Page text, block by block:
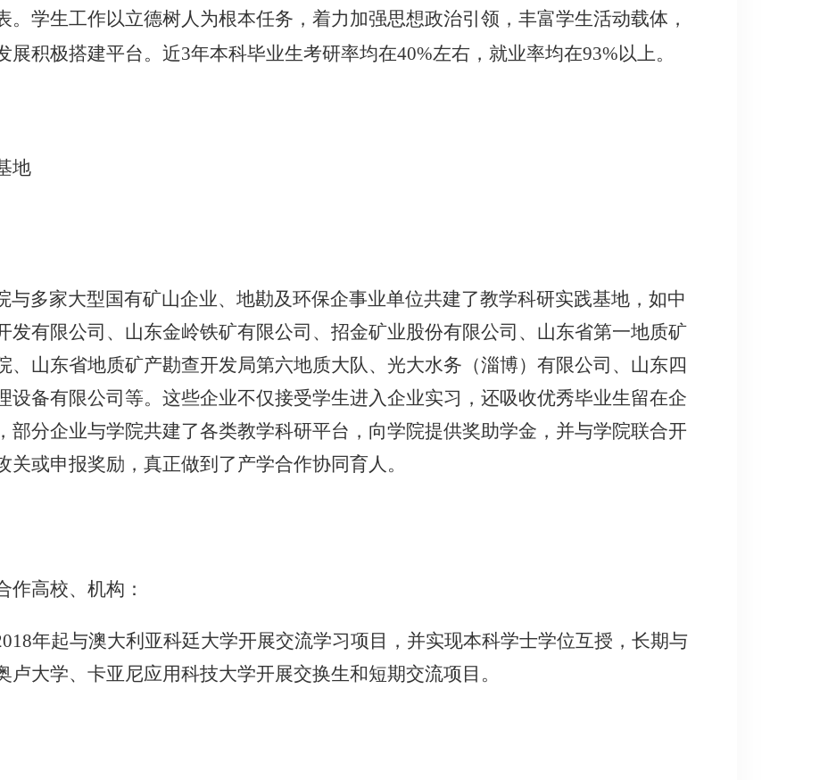
。学生工作以立德树人为根本任务，着力加强思想政治引领，丰富学生活动载体，
展积极搭建平台。近3年本科毕业生考研率均在40%左右，就业率均在93%以上。
地
与多家大型国有矿山企业、地勘及环保企事业单位共建了教学科研实践基地，如中
发有限公司、山东金岭铁矿有限公司、招金矿业股份有限公司、山东省第一地质矿
、山东省地质矿产勘查开发局第六地质大队、光大水务（淄博）有限公司、山东四
设备有限公司等。这些企业不仅接受学生进入企业实习，还吸收优秀毕业生留在企
部分企业与学院共建了各类教学科研平台，向学院提供奖助学金，并与学院联合开
关或申报奖励，真正做到了产学合作协同育人。
作高校、机构：
年起与澳大利亚科廷大学开展交流学习项目，并实现本科学士学位互授，长期与
卢大学、卡亚尼应用科技大学开展交换生和短期交流项目。